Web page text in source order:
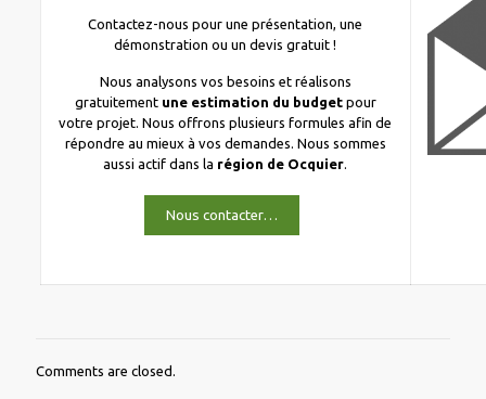
Contactez-nous pour une présentation, une
démonstration ou un devis gratuit !
Nous analysons vos besoins et réalisons
gratuitement une estimation du budgetpour
votre projet. Nous offrons plusieurs formules afin de
répondre au mieux à vos demandes. Nous sommes
aussi actif dans la région de Ocquier.
Nous contacter…
Comments are closed.